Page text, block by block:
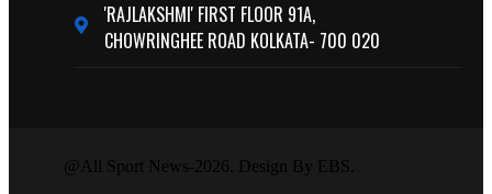
'RAJLAKSHMI' FIRST FLOOR 91A,
CHOWRINGHEE ROAD KOLKATA- 700 020
@All Sport News-2026. Design By EBS.